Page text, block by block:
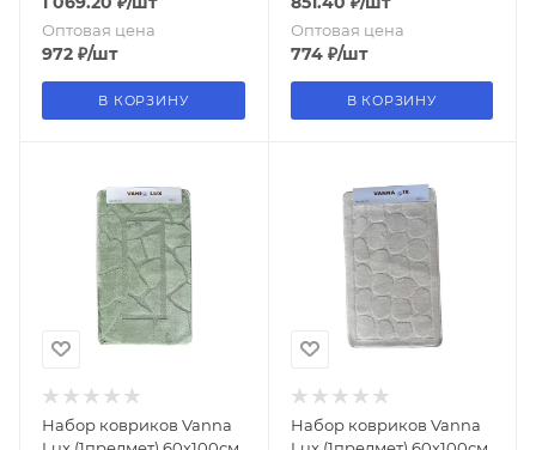
Оптовая цена
972 ₽/шт
В КОРЗИНУ
Оптовая цена
774₽/шт
В КОРЗИНУ
Набор ковриков Vanna
Набор ковриков Vanna